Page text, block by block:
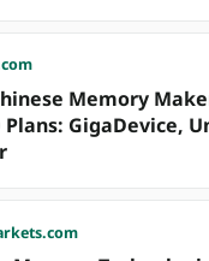
Memory
GigaDevice,